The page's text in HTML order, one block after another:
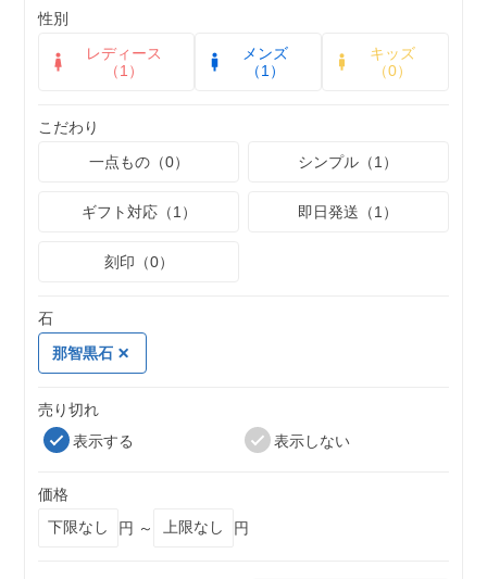
性別
レディース
（1）
メンズ
（1）
キッズ
（0）
こだわり
一点もの（0）
シンプル（1）
ギフト対応（1） 即日発送（1）
刻印（0）
石
那智黒石
売り切れ
表示する
表示しない
価格
円 ～
円